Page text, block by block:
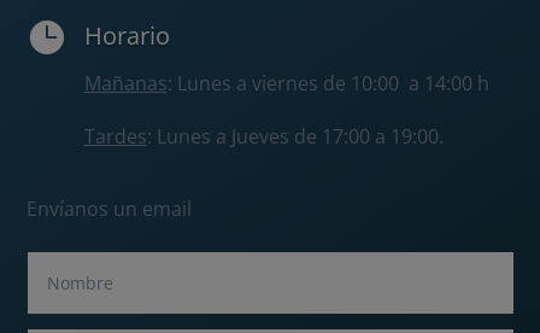
 Horario
Mañanas: Lunes a viernes de 10:00 a 14:00 h
Tardes: Lunes a Jueves de 17:00 a 19:00.
Envíanos un email